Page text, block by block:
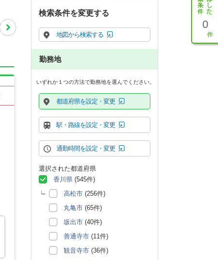
0
検索条件を変更する
地図から検索する
勤務地
いずれか１つの方法で勤務地を選んでください。
都道府県を設定・変更
駅・路線を設定・変更
通勤時間を設定・変更
選択された都道府県
香川県 (545件)
高松市 (256件)
丸亀市 (65件)
坂出市 (40件)
善通寺市 (11件)
観音寺市 (36件)